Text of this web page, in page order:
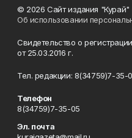
© 2026 Сайт издания "Курай"
Об использовании
Свидетельство о
от 25.03.2016 г.
Тел. редакции: 8(34759)7-35-
Телефон
8(34759)7-35-05
Эл. почта